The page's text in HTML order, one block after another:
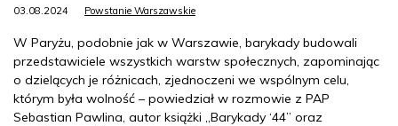
03.08.2024 Powstanie Warszawskie
W Paryżu, podobnie jak w Warszawie, barykady budowali
przedstawiciele wszystkich warstw społecznych, zapominając
o dzielących je różnicach, zjednoczeni we wspólnym celu,
którym była wolność – powiedział w rozmowie z PAP
Sebastian Pawlina, autor książki „Barykady ‘44” oraz